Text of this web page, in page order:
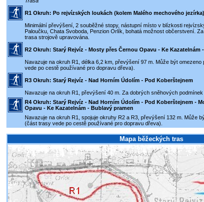
R1 Okruh: Po rejvízských loukách (kolem Malého mechového jezírka)
Minimální převýšení, 2 souběžné stopy, nástupní místo v blízkosti
Paloučku, Chata Svoboda, Penzion Orlík, bohatá možnost občerstvení.
trasa strojově upravována.
R2 Okruh: Starý Rejvíz - Mosty přes Černou Opavu - Ke Kazatelnám
Navazuje na okruh R1, délka 6,2 km, převýšení 97 m. Může být
vede po cestě používané pro dopravu dřeva).
R3 Okruh: Starý Rejvíz - Nad Horním Údolím - Pod Koberštejnem
Navazuje na okruh R1, převýšení 40 m. Za dobrých sněhových
R4 Okruh: Starý Rejvíz - Nad Horním Údolím - Pod Koberštejnem -
Opavu - Ke Kazatelnám - Bublavý pramen
Navazuje na okruh R1, spojuje okruhy R2 a R3, převýšení 132 m. Může
(část trasy vede po cestě používané pro dopravu dřeva).
Mapa běžeckých tras